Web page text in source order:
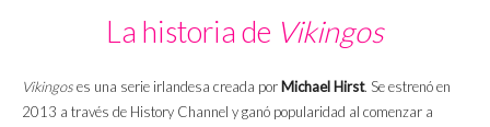
La historia de Vikingos
Vikingoses una serie irlandesa creada por Michael Hirst. Se estrenó en
2013 a través de History Channel y ganó popularidad al comenzar a